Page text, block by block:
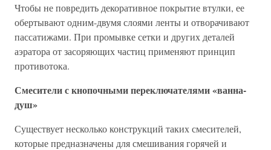
Чтобы не повредить декоративное покрытие втулки, ее
обертывают одним-двумя слоями ленты и отворачивают
пассатижами. При промывке сетки и других деталей
аэратора от засоряющих частиц применяют принцип
противотока.
Смесители с кнопочными переключателями «ванна-
душ»
Существует несколько конструкций таких смесителей,
которые предназначены для смешивания горячей и